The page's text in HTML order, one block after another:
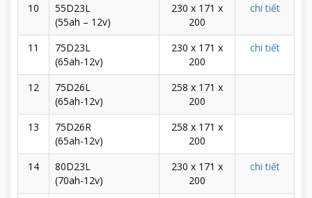
10
55D23L
(55ah – 12v)
230 x 171 x
200
chi tiết
11
75D23L
(65ah-12v)
230 x 171 x
200
chi tiết
12
75D26L
(65ah-12v)
258 x 171 x
200
13
75D26R
(65ah-12v)
258 x 171 x
200
14
80D23L
(70ah-12v)
230 x 171 x
200
chi tiết